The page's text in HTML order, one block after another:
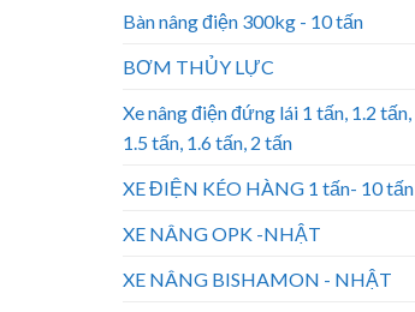
Bàn nâng điện 300kg - 10 tấn
BƠM THỦY LỰC
Xe nâng điện đứng lái 1 tấn, 1.2 tấn,
1.5 tấn, 1.6 tấn, 2 tấn
XE ĐIỆN KÉO HÀNG 1 tấn- 10 tấn
XE NÂNG OPK -NHẬT
XE NÂNG BISHAMON - NHẬT